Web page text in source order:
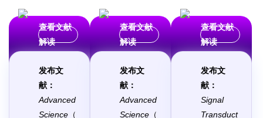
查看文献
解读
发布文
献：
Advanced
Science （
查看文献
解读
发布文
献：
Advanced
Science（
查看文献
解读
发布文
献：
Signal
Transduct